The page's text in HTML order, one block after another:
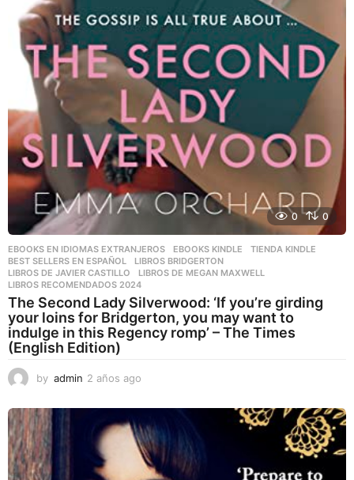
0 0
EBOOKS EN IDIOMAS EXTRANJEROS ,EBOOKS KINDLE ,TIENDA KINDLE
BEST SELLERS EN ESPAÑOL
,LIBROS BRIDGERTON
LIBROS DE JAVIER CASTILLO
,LIBROS DE MEGAN MAXWELL
LIBROS RECOMENDADOS 2024
The Second Lady Silverwood: ‘If you’re girding
your loins for Bridgerton, you may want to
indulge in this Regency romp’ – The Times
(English Edition)
by admin 2 años ago
ñ
o
s
a
g